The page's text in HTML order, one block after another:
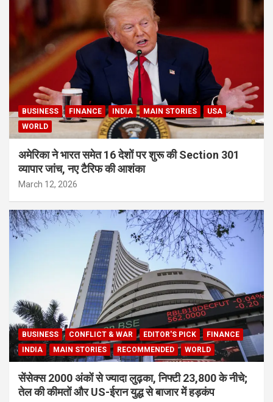
BUSINESS FINANCE INDIA MAIN STORIES
USA
WORLD
अमेरिका ने भारत समेत 16 देशों पर शुरू की Section 301
व्यापार जांच, नए टैरिफ की आशंका
March 12, 2026
BUSINESS CONFLICT & WAR EDITOR'S PICK
FINANCE
INDIA
MAIN STORIES RECOMMENDED WORLD
सेंसेक्स 2000 अंकों से ज्यादा लुढ़का, निफ्टी 23,800 के नीचे;
तेल की कीमतों और US-ईरान युद्ध से बाजार में हड़कंप